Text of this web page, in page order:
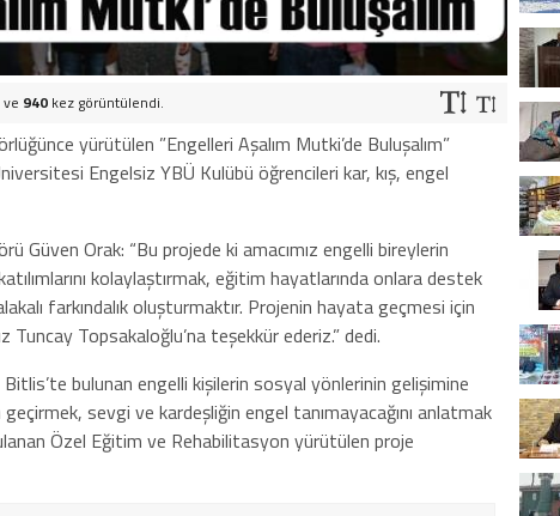
940 kez görüntülendi.
yürütülen ”Engelleri Aşalım Mutki’de Buluşalım”
Engelsiz YBÜ Kulübü öğrencileri kar, kış, engel
Güven Orak: “Bu projede ki amacımız engelli bireylerin
kolaylaştırmak, eğitim hayatlarında onlara destek
farkındalık oluşturmaktır. Projenin hayata geçmesi için
Tuncay Topsakaloğlu’na teşekkür ederiz.” dedi.
bulunan engelli kişilerin sosyal yönlerinin gelişimine
sevgi ve kardeşliğin engel tanımayacağını anlatmak
Özel Eğitim ve Rehabilitasyon yürütülen proje